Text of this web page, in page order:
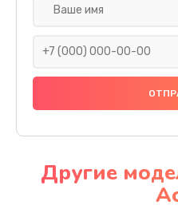
Ремонт
Другие